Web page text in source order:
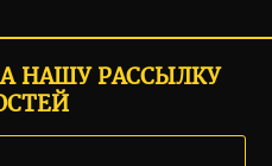
НАШУ РАССЫЛКУ